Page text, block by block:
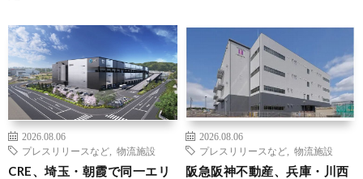
2026.08.06
プレスリリースなど
物流施設
CRE、埼玉・朝霞で同一エリ
2026.08.06
プレスリリースなど
物流施設
阪急阪神不動産、兵庫・川西